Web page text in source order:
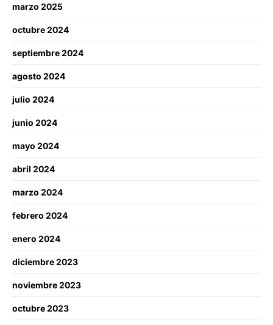
marzo 2025
octubre 2024
septiembre 2024
agosto 2024
julio 2024
junio 2024
mayo 2024
abril 2024
marzo 2024
febrero 2024
enero 2024
diciembre 2023
noviembre 2023
octubre 2023